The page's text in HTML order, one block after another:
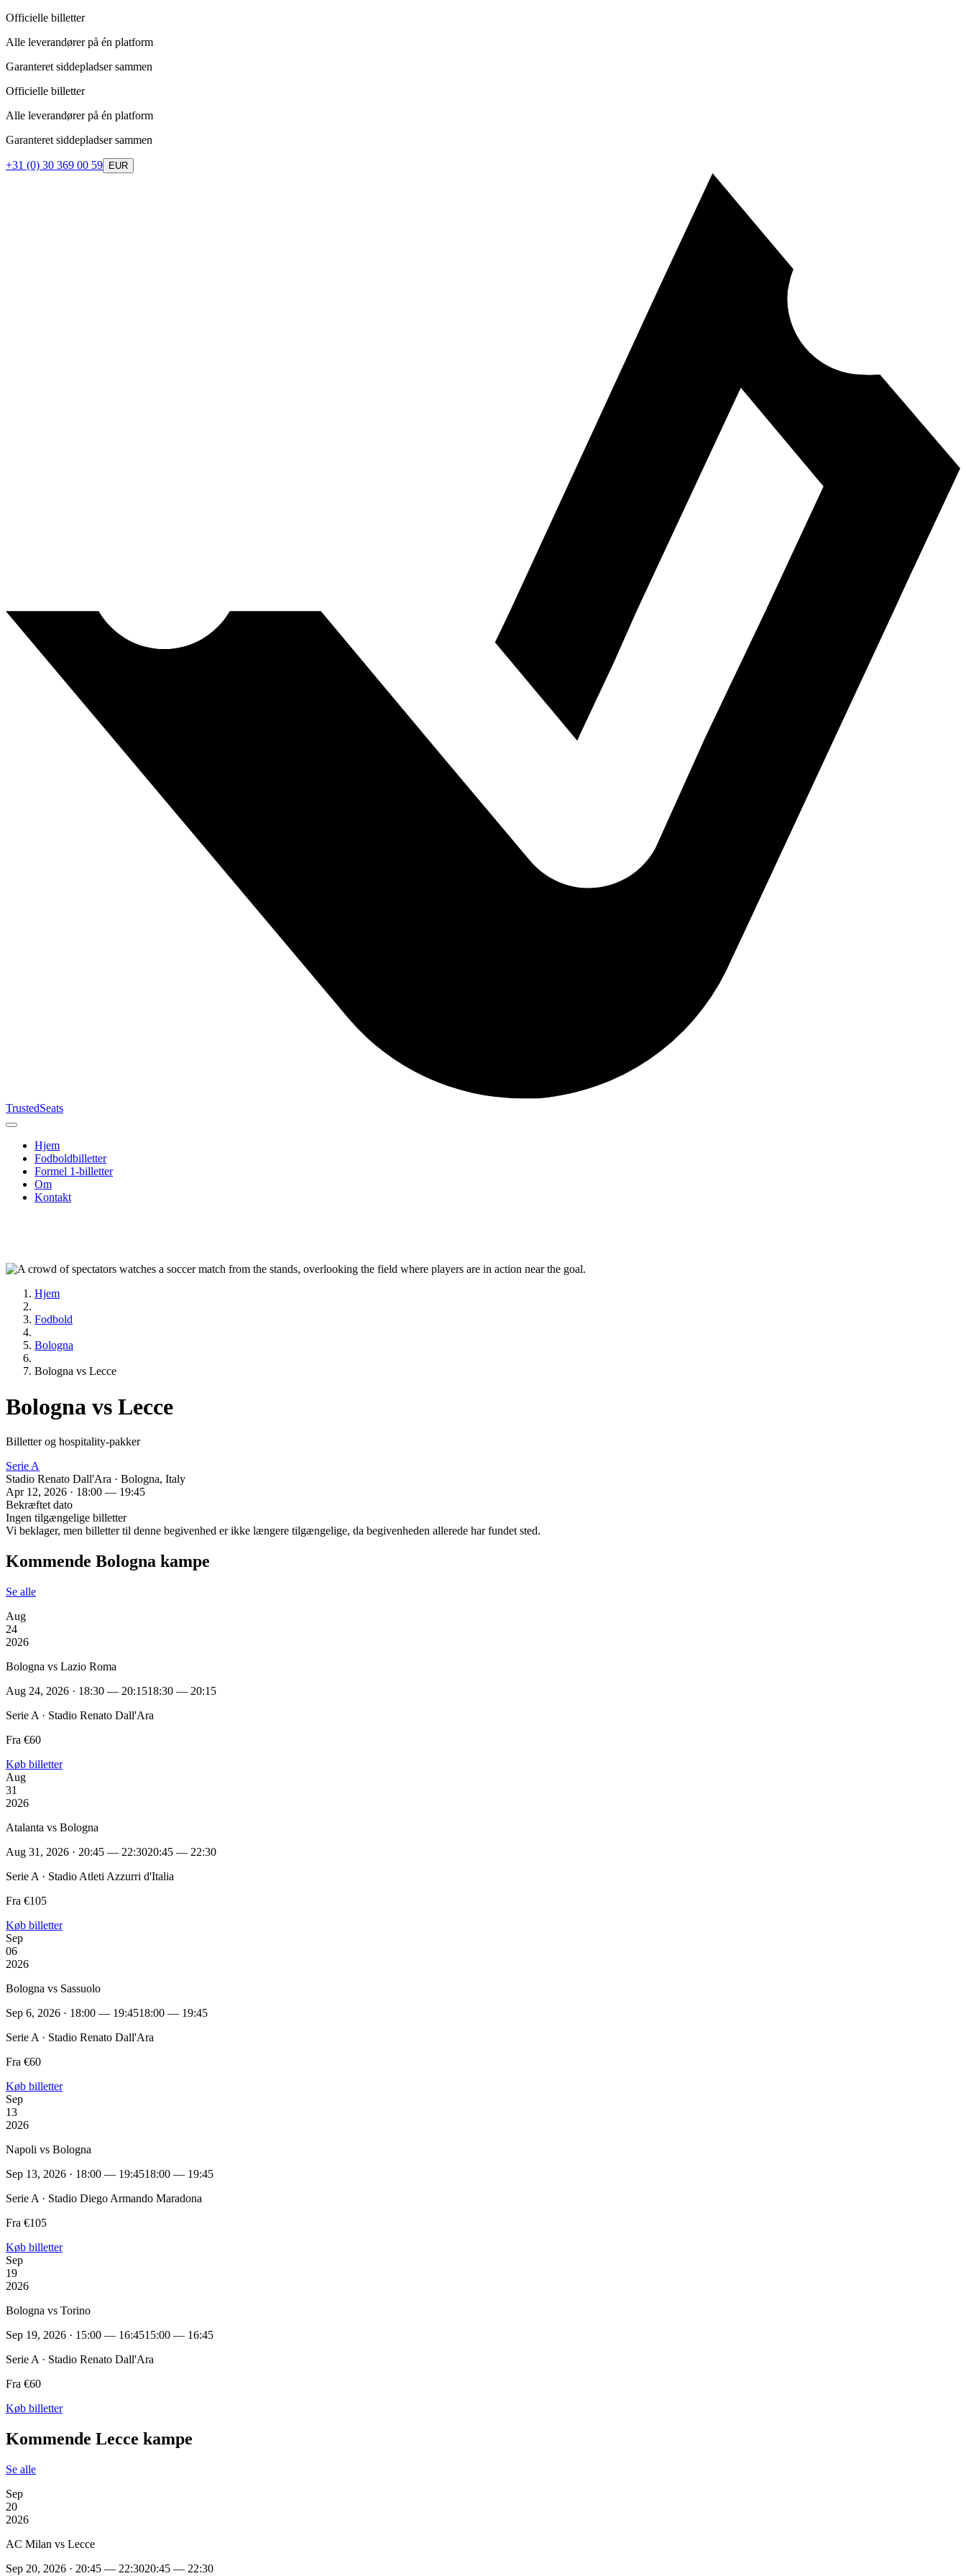
Officielle billetter
Alle leverandører på én platform
Garanteret siddepladser sammen
Officielle billetter
Alle leverandører på én platform
Garanteret siddepladser sammen
+31 (0) 30 369 00 59 EUR
TrustedSeats
Hjem
Fodboldbilletter
Formel 1-billetter
Om
Kontakt
Hjem
Fodbold
Bologna
Bologna vs Lecce
Bologna vs Lecce
Billetter og hospitality-pakker
Serie A
Stadio Renato Dall'Ara · Bologna, Italy
Apr 12, 2026 · 18:00 — 19:45
Bekræftet dato
Ingen tilgængelige billetter
Vi beklager, men billetter til denne begivenhed er ikke længere tilgængelige, da begivenheden allerede har fundet sted.
Kommende Bologna kampe
Se alle
Aug
24
2026
Bologna vs Lazio Roma
Aug 24, 2026 · 18:30 — 20:1518:30 — 20:15
Serie A · Stadio Renato Dall'Ara
Fra €60
Køb billetter
Aug
31
2026
Atalanta vs Bologna
Aug 31, 2026 · 20:45 — 22:3020:45 — 22:30
Serie A · Stadio Atleti Azzurri d'Italia
Fra €105
Køb billetter
Sep
06
2026
Bologna vs Sassuolo
Sep 6, 2026 · 18:00 — 19:4518:00 — 19:45
Serie A · Stadio Renato Dall'Ara
Fra €60
Køb billetter
Sep
13
2026
Napoli vs Bologna
Sep 13, 2026 · 18:00 — 19:4518:00 — 19:45
Serie A · Stadio Diego Armando Maradona
Fra €105
Køb billetter
Sep
19
2026
Bologna vs Torino
Sep 19, 2026 · 15:00 — 16:4515:00 — 16:45
Serie A · Stadio Renato Dall'Ara
Fra €60
Køb billetter
Kommende Lecce kampe
Se alle
Sep
20
2026
AC Milan vs Lecce
Sep 20, 2026 · 20:45 — 22:3020:45 — 22:30